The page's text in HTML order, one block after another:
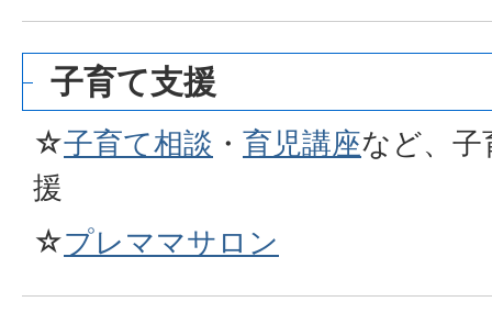
子育て支援
☆子育て相談 ・ 育児講座など、
援
☆プレママサロン